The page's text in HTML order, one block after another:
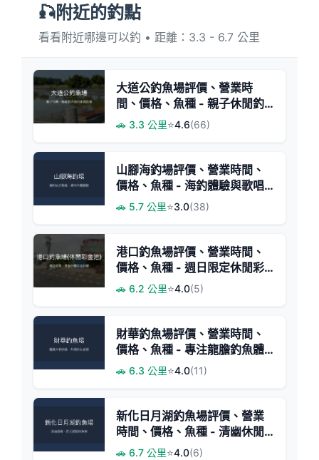
🎣附近的釣點
看看附近哪邊可以釣 • 距離：3.3 - 6.7 公里
大道公釣魚場評價、營業時
間、價格、魚種 - 親子休閒釣
魚好去處
🚗 3.3 公里⭐4.6(66)
山腳海釣場評價、營業時間、
價格、魚種 - 海釣體驗與歌唱
休閒結合
🚗 5.7 公里⭐3.0(38)
港口釣魚場評價、營業時間、
價格、魚種 - 週日限定休閒彩
金池
🚗 6.2 公里⭐4.0(5)
財華釣魚場評價、營業時間、
價格、魚種 - 專注龍膽釣魚體
🚗 6.3 公里⭐4.0(11)
新化日月湖釣魚場評價、營業
時間、價格、魚種 - 清幽休閒
釣場
🚗 6.7 公里⭐4.0(6)